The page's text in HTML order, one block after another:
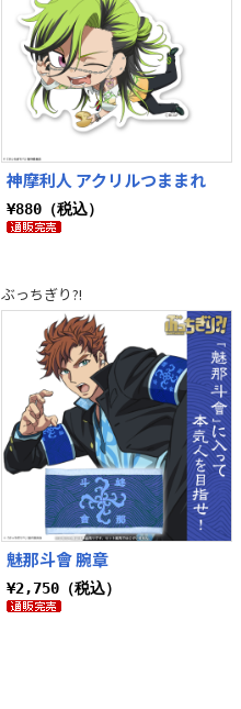
神摩利人 アクリルつままれ
¥880（税込）
ぶっちぎり?!
魅那斗會 腕章
¥2,750（税込）